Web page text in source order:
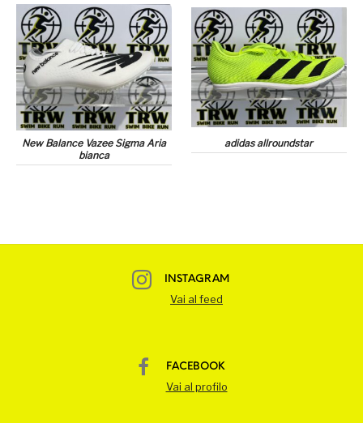
New Balance Vazee Sigma Aria
bianca
adidas allroundstar
INSTAGRAM
Vai al feed
FACEBOOK
Vai al profilo